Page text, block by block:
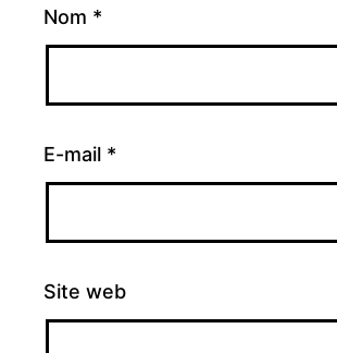
Nom *
E-mail *
Site web